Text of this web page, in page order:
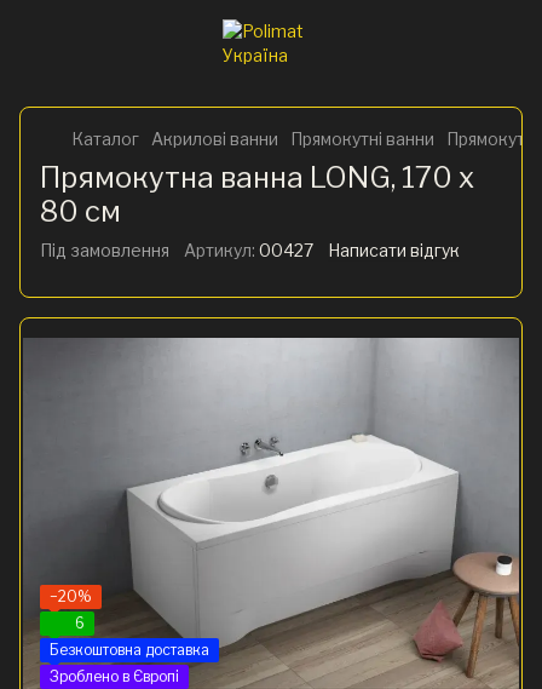
Каталог Акрилові ванни Прямокутні ванни
Прямокутна ванна LONG, 170 x
80 см
Під замовлення Артикул: 00427 Написати відгук
−20%
6
Безкоштовна доставка
Зроблено в Європі